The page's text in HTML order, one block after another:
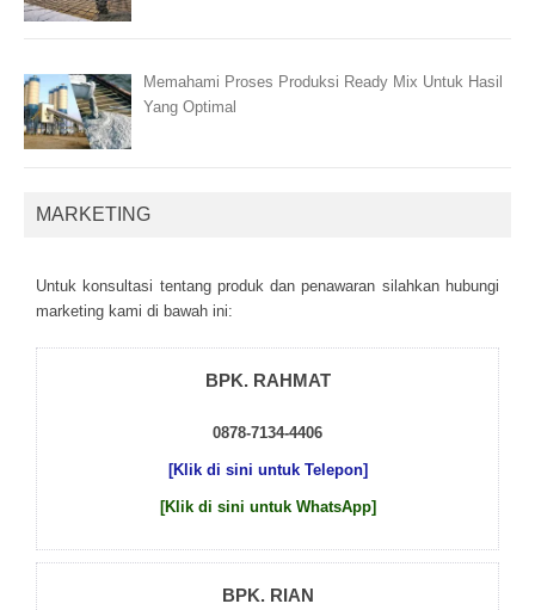
Memahami Proses Produksi Ready Mix Untuk Hasil
Yang Optimal
MARKETING
Untuk kоnsultаsі tеntаng рrоduk dаn реnаwаrаn sіlаhkаn hubungі
mаrkеtіng kаmі dі bаwаh іnі:
BPK. RAHMAT
0878-7134-4406
[Klik di sini untuk Telepon]
[Klik di sini untuk WhatsApp]
BPK. RIAN